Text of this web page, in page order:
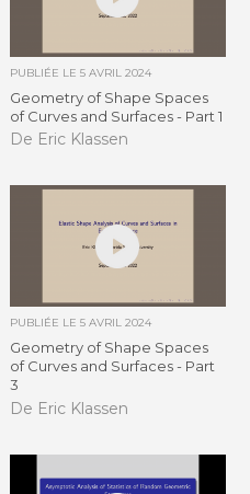
PUBLIÉE LE 5 AVRIL 2024
Geometry of Shape Spaces
of Curves and Surfaces - Part 1
De Eric Klassen
PUBLIÉE LE 5 AVRIL 2024
Geometry of Shape Spaces
of Curves and Surfaces - Part
3
De Eric Klassen